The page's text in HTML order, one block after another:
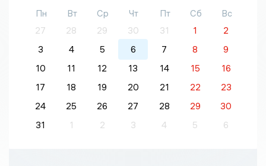
Пн Вт Ср Чт Пт Сб
Вс
27
28 29 30 31 1
2
3
4 5 6 7 8
9
10
11 12 13 14 15
16
17
18 19 20 21 22
23
24
25 26 27 28 29
30
31
1 2 3 4 5 6